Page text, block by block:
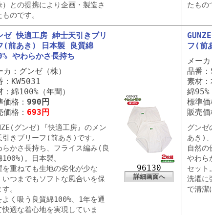
）との提携により企画・製造さ
のです。
たもの
ゼ 快適工房 紳士天引きブリ
(前あき) 日本製 良質綿
やわらかさ長持ち
カ：グンゼ（株）
：KW5031
：綿100%（年間）
価格： 990円
価格： 693円
グンゼ)『快適工房』のメン
引きブリーフ(前あき)です。
らかさ長持ち、フライス編み(良
100%)。日本製。
を重ねても生地の劣化が少な
いつまでもソフトな風合いを保
。
よく吸う良質綿100%、1年を通
快適な着心地を実現していま
96130
詳細画面へ
フ(前
メーカ
品番
素材
綿95%
標準価
販売価
グンゼ
あき)
自然の
やわら
セット。
洗濯に
で清潔